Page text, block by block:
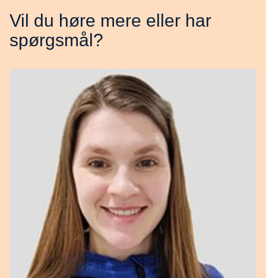
Vil du høre mere eller har
spørgsmål?